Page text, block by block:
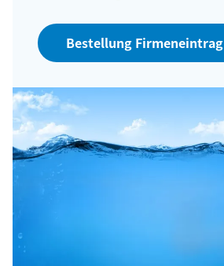
Bestellung Firmeneintrag